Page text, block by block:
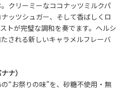
クリーミーなココナッツミルクパ
ッツシュガー、そして香ばしくロ
トが完璧な調和を奏でます。ヘルシ
される新しいキャラメルフレーバ
ナ）
“お祭りの味”を、砂糖不使用・無